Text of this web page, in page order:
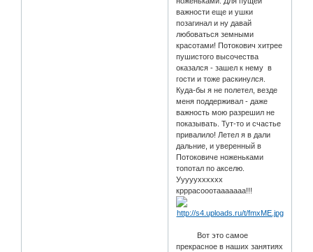
важности еще и ушки
позагинал и ну давай
любоваться земными
красотами! Потокович хитрее
пушистого высочества
оказался - зашел к нему в
гости и тоже раскинулся.
Куда-бы я не полетел, везде
меня поддерживал - даже
важность мою разрешил не
показывать. Тут-то и счастье
привалило! Летел я в дали
дальние, и уверенный в
Потоковиче ноженьками
топотал по акселю.
Ууууухххххх
крррасооотааааааа!!!
Вот это самое
прекрасное в наших занятиях